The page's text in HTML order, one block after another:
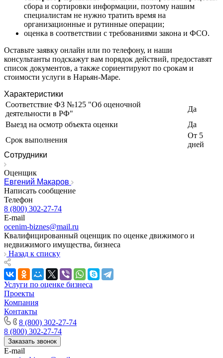
сбора и сортировки информации, поэтому нашим
специалистам не нужно тратить время на
организационные и рутинные операции;
оценка в соответствии с требованиями закона и ФСО.
Оставьте заявку онлайн или по телефону, и наши
консультанты подскажут вам порядок действий, предоставят
список документов, а также сориентируют по срокам и
стоимости услуги в Нарьян-Маре.
Характеристики
Соответствие ФЗ №125 "Об оценочной
деятельности в РФ"
Да
Выезд на осмотр объекта оценки
Да
Срок выполнения
От 5
дней
Сотрудники
Оценщик
Евгений Макаров
Написать сообщение
Телефон
8 (800) 302-27-74
E-mail
ocenim-biznes@mail.ru
Квалифицированный оценщик по оценке движимого и
недвижимого имущества, бизнеса
Назад к списку
Услуги по оценке бизнеса
Проекты
Компания
Контакты
8 (800) 302-27-74
8 (800) 302-27-74
Заказать звонок
E-mail
Зеленодольск
Златоуст
Ижевск
Изобильный
Ипатово
Ирбит
Иркутск
Искитим
Истра
Ишимбай
Йошкар-Ола
Казань
Калининград
Калуга
Камбарка
Каменка
Каменск-Уральский
Каменск-Шахтинский
Камень-на-Оби
Камышин
Камышлов
Канаш
Кандалакша
Канск
Карачев
Карпинск
Касли